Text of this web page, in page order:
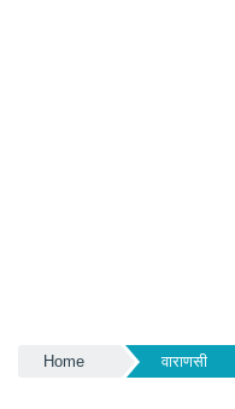
Home वाराणसी